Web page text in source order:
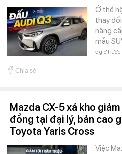
Ở thế
thay
nâng
mẫu
5 giờ trước
Chia sẻ
Mazda CX-5 xả kho
đồng tại đại lý, bản cao
Toyota Yaris Cross
Việc